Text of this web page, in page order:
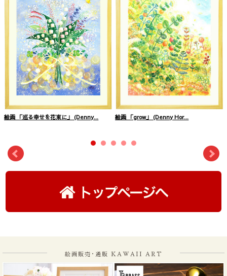
絵画 「巡る幸せを花束に」 (Denny... 絵画 「grow」 (Denny Hor...
絵画販売･通販 KAWAII ART